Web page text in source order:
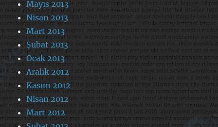
Mayıs 2013
Nisan 2013
Mart 2013
Şubat 2013
Ocak 2013
Aralık 2012
Kasım 2012
Nisan 2012
Mart 2012